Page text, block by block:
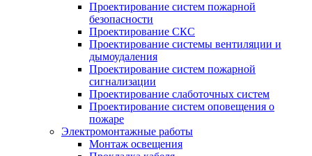
Проектирование систем пожарной
безопасности
Проектирование СКС
Проектирование системы вентиляции и
дымоудаления
Проектирование систем пожарной
сигнализации
Проектирование слаботочных систем
Проектирование систем оповещения о
пожаре
Электромонтажные работы
Монтаж освещения